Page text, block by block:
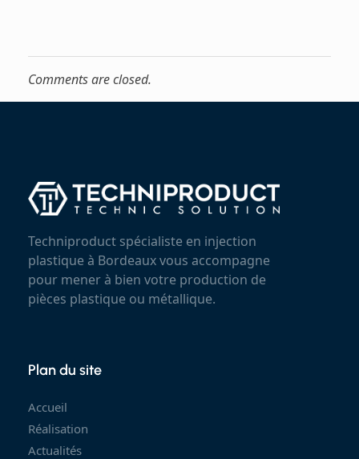
Comments are closed.
Techniproduct spécialiste en injection
plastique à Bordeaux vous accompagne
pour mener à bien votre production de
pièces plastique ou métallique.
Plan du site
Accueil
Réalisation
Actualités